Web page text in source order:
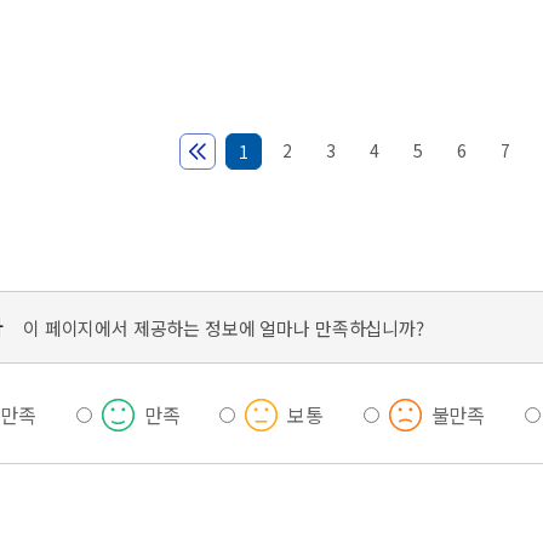
1 2 3 4 5 6 7
이 페이지에서 제공하는 정보에 얼마나 만족하십니까?
족 만족 보통 불만족